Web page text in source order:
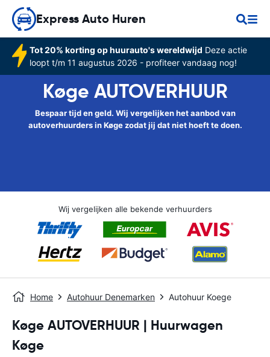
Express Auto Huren
Tot 20% korting op huurauto's wereldwijd Deze actie
loopt t/m 11 augustus 2026 - profiteer vandaag nog!
Køge AUTOVERHUUR
Bespaar tijd en geld. Wij vergelijken het aanbod van
autoverhuurders in Køge zodat jij dat niet hoeft te doen.
Wij vergelijken alle bekende verhuurders
Home Autohuur Denemarken Autohuur Koege
Køge AUTOVERHUUR | Huurwagen
Køge